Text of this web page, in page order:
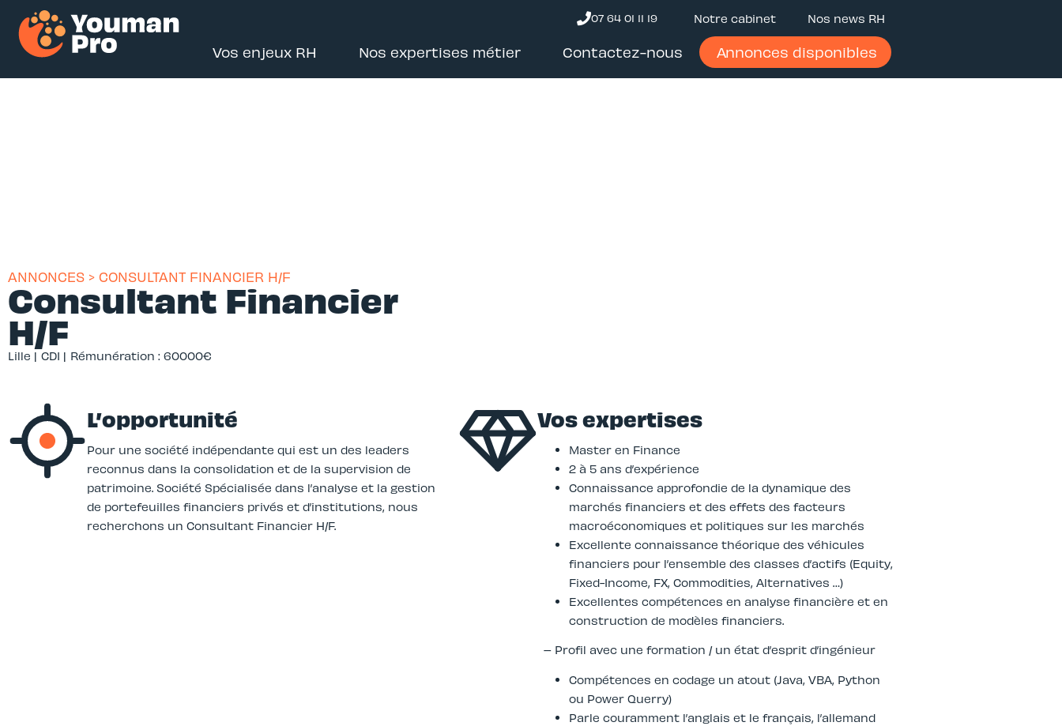
07 64 01 11 19 Notre cabinet Nos news RH
Vos enjeux RH Nos expertises métier Contactez-nous Annonces disponibles
ANNONCES > CONSULTANT FINANCIER H/F
Consultant Financier
H/F
Lille | CDI | Rémunération : 60000€
L’opportunité
Pour une société indépendante qui est un des leaders
reconnus dans la consolidation et de la supervision de
patrimoine. Société Spécialisée dans l’analyse et la gestion
de portefeuilles financiers privés et d’institutions, nous
recherchons un Consultant Financier H/F.
Vos expertises
Master en Finance
2 à 5 ans d’expérience
Connaissance approfondie de la dynamique des
marchés financiers et des effets des facteurs
macroéconomiques et politiques sur les marchés
Excellente connaissance théorique des véhicules
financiers pour l’ensemble des classes d’actifs (Equity,
Fixed-Income, FX, Commodities, Alternatives …)
Excellentes compétences en analyse financière et en
construction de modèles financiers.
– Profil avec une formation / un état d’esprit d’ingénieur
Compétences en codage un atout (Java, VBA, Python
ou Power Querry)
Parle couramment l’anglais et le français, l’allemand